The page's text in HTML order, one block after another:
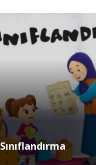
Sınıflandırma